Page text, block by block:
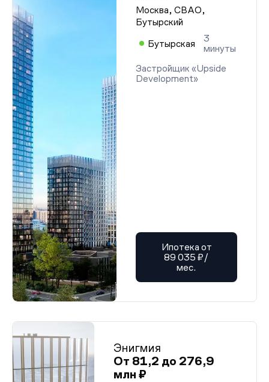
Москва, СВАО,
Бутырский
Бутырская
3
минуты
Застройщик «Upside
Development»
Ипотека от
89 035 ₽/
мес.
Энигмия
От 81,2 до 276,9
млн ₽